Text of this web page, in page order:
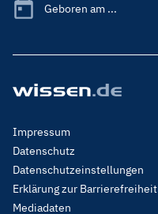
Geboren am ...
Footer
Menu
Legal
Impressum
Datenschutz
Datenschutzeinstellungen
Erklärung zur Barrierefreiheit
Mediadaten